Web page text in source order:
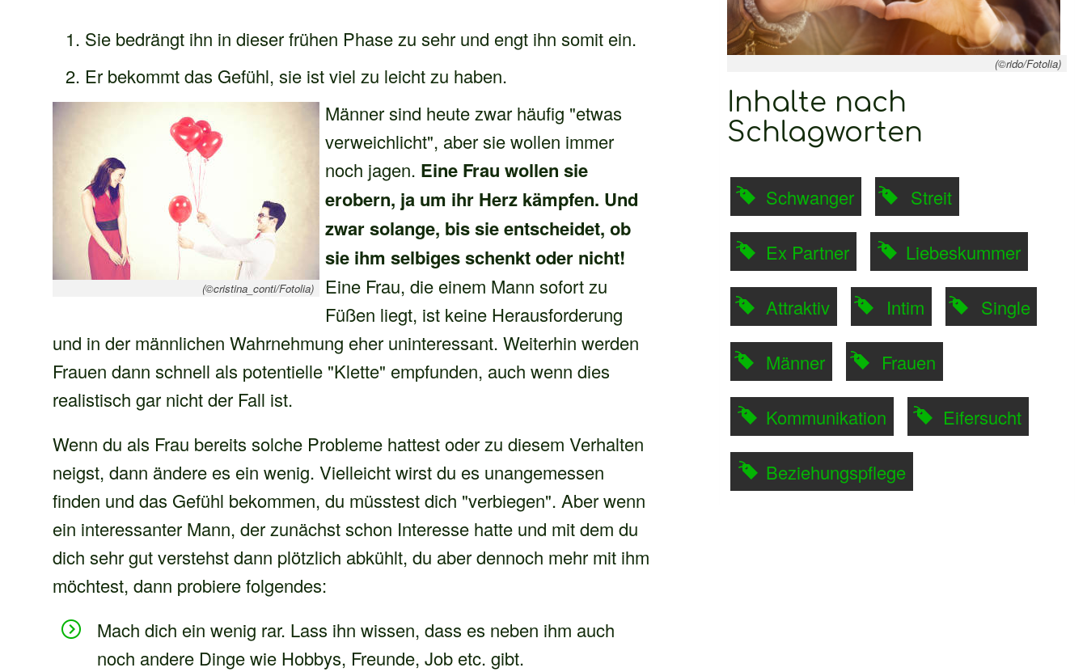
Sie bedrängt ihn in dieser frühen Phase zu sehr und engt ihn somit ein.
Er bekommt das Gefühl, sie ist viel zu leicht zu haben.
(©cristina_conti/Fotolia)
Männer sind heute zwar häufig "etwas
verweichlicht", aber sie wollen immer
noch jagen. Eine Frau wollen sie
erobern, ja um ihr Herz kämpfen. Und
zwar solange, bis sie entscheidet, ob
sie ihm selbiges schenkt oder nicht!
Eine Frau, die einem Mann sofort zu
Füßen liegt, ist keine Herausforderung
und in der männlichen Wahrnehmung eher uninteressant. Weiterhin werden
Frauen dann schnell als potentielle "Klette" empfunden, auch wenn dies
realistisch gar nicht der Fall ist.
Wenn du als Frau bereits solche Probleme hattest oder zu diesem Verhalten
neigst, dann ändere es ein wenig. Vielleicht wirst du es unangemessen
finden und das Gefühl bekommen, du müsstest dich "verbiegen". Aber wenn
ein interessanter Mann, der zunächst schon Interesse hatte und mit dem du
dich sehr gut verstehst dann plötzlich abkühlt, du aber dennoch mehr mit ihm
möchtest, dann probiere folgendes:
Mach dich ein wenig rar. Lass ihn wissen, dass es neben ihm auch
noch andere Dinge wie Hobbys, Freunde, Job etc. gibt.
(©rido/Fotolia)
Inhalte nach
Schlagworten
Schwanger Streit
Ex Partner Liebeskummer
Attraktiv Intim Single
Männer Frauen
Kommunikation Eifersucht
Beziehungspflege